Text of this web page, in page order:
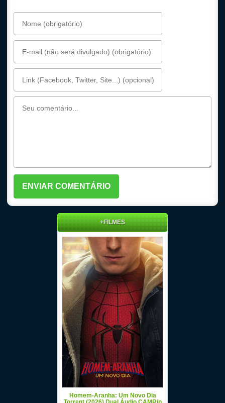
+FILMES
Homem-Aranha: Um Novo Dia